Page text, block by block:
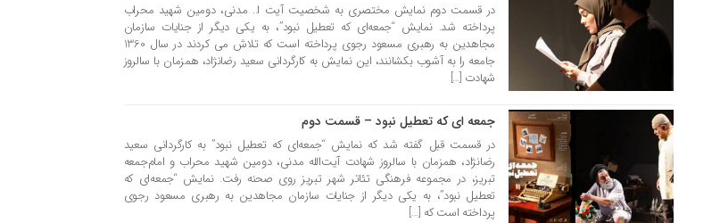
در قسمت دوم نمایش مختصری به شخصیت آیت ا.. مدنی، دومین شهید محراب
پرداخته شد. نمایش “جمعه‌ای که تعطیل نبود”، به یکی دیگر از جنایات سازمان
مجاهدین به رهبری مسعود رجوی پرداخته است که تلاش می کردند در سال 1360
جامعه را به آشوب بکشانند، این نمایش به کارگردانی سعید رضانژاد، همزمان با سالروز
شهادت […]
26 شهریور 1404 جمعه ای که تعطیل نبود – قسمت دوم
در قسمت قبل گفته شد که نمایش “جمعه‌ای که تعطیل نبود” به کارگردانی سعید
رضانژاد، همزمان با سالروز شهادت آیت‌الله مدنی، دومین شهید محراب و امام‌جمعه
تبریز، در مجموعه فرهنگی تئاتر شهر تبریز روی صحنه رفت. نمایش “جمعه‌ای که
تعطیل نبود”، به یکی دیگر از جنایات سازمان مجاهدین به رهبری مسعود رجوی
پرداخته است که […]